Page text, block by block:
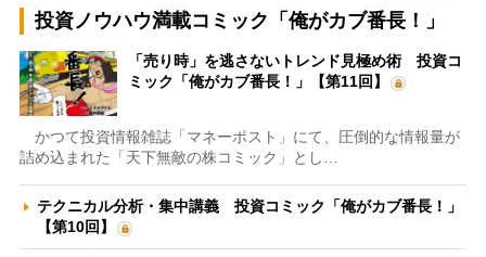
投資ノウハウ満載コミック「俺がカブ番長！」
「売り時」を逃さないトレンド見極め術 投資コ
ミック「俺がカブ番長！」【第11回】
かつて投資情報雑誌「マネーポスト」にて、圧倒的な情報量が
詰め込まれた「天下無敵の株コミック」とし…
テクニカル分析・集中講義 投資コミック「俺がカブ番長！」
【第10回】